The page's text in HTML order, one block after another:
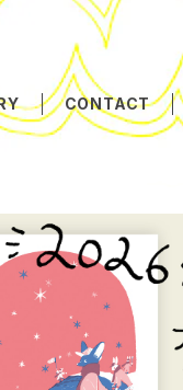
CONTACT